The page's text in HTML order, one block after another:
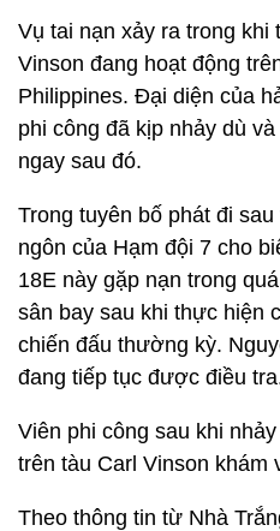
Vụ tai nạn xảy ra trong khi
Vinson đang hoạt động
Philippines. Đại diện của
phi công đã kịp nhảy dù
ngay sau đó.
Trong tuyên bố phát đi
ngôn của Hạm đội 7 cho
18E này gặp nạn trong
sân bay sau khi thực hiện
chiến đấu thường kỳ.
đang tiếp tục được điều
Viên phi công sau khi
trên tàu Carl Vinson khám
Theo thông tin từ Nhà